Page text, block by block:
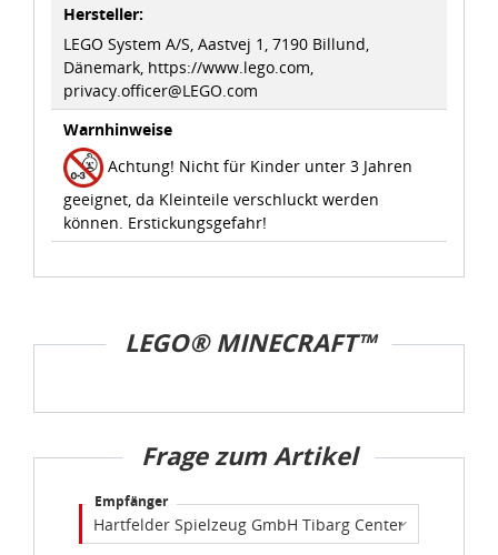
Hersteller:
LEGO System A/S, Aastvej 1, 7190 Billund,
Dänemark, https://www.lego.com,
privacy.officer@LEGO.com
Warnhinweise
Achtung! Nicht für Kinder unter 3 Jahren
geeignet, da Kleinteile verschluckt werden
können. Erstickungsgefahr!
LEGO® MINECRAFT™
Frage zum Artikel
Empfänger